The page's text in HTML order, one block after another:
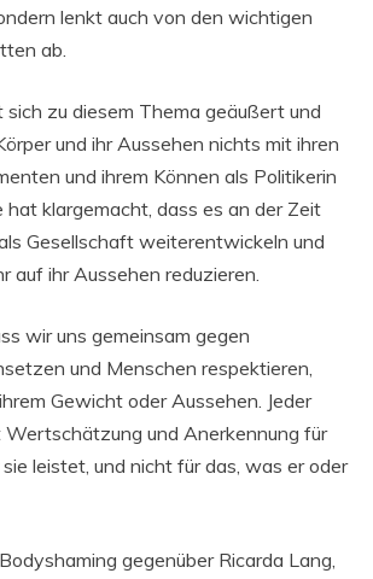
lenkt auch von den wichtigen
ab.
sich zu diesem Thema geäußert und
und ihr Aussehen nichts mit ihren
und ihrem Können als Politikerin
hat klargemacht, dass es an der Zeit
Gesellschaft weiterentwickeln und
auf ihr Aussehen reduzieren.
wir uns gemeinsam gegen
und Menschen respektieren,
Gewicht oder Aussehen. Jeder
und Anerkennung für
leistet, und nicht für das, was er oder
gegenüber Ricarda Lang,